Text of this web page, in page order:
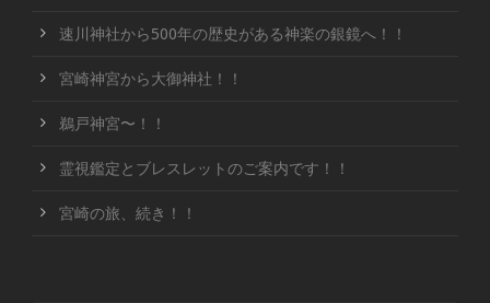
速川神社から500年の歴史がある神楽の銀鏡へ！！
宮崎神宮から大御神社！！
鵜戸神宮〜！！
霊視鑑定とブレスレットのご案内です！！
宮崎の旅、続き！！